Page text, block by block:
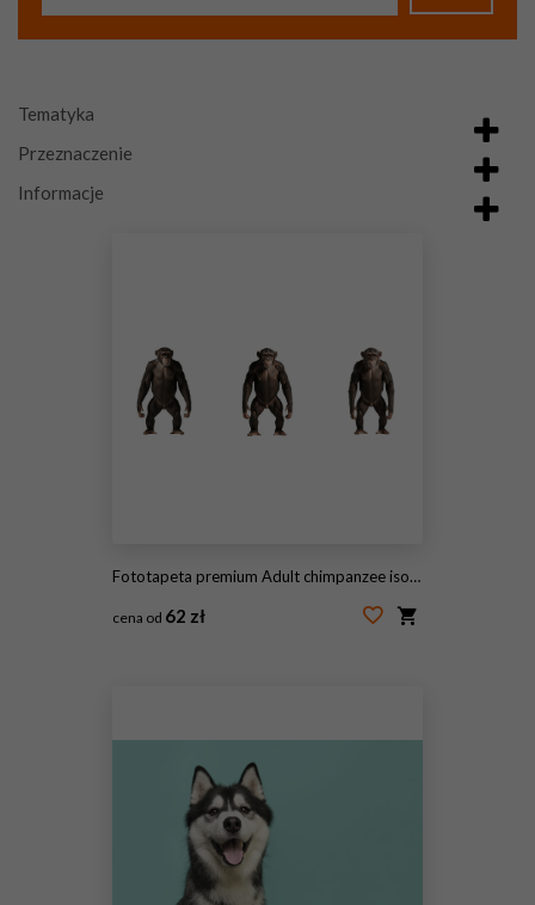
Tematyka
Przeznaczenie
Informacje
Fototapeta premium Adult chimpanzee isolated on white background
cena od 62 zł